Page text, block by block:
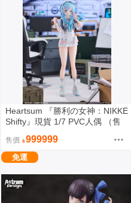
Heartsum 『勝利の女神：NIKKE
Shifty』現貨 1/7 PVC人偶 （售
售價 999999
免運